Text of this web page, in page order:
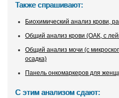
Также спрашивают:
Биохимический анализ крови,
Общий анализ крови (ОАК, с
Общий анализ мочи (с
осадка)
Панель онкомаркеров для
С этим анализом сдают: